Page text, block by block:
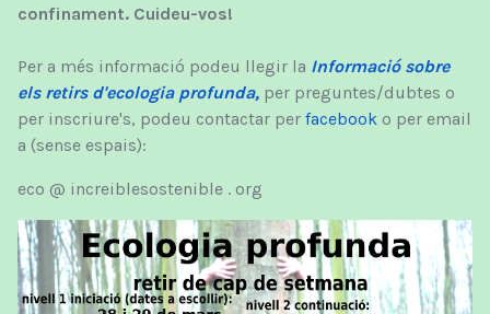
confinament. Cuideu-vos!
Per a més informació podeu llegir la Informació sobre
els retirs d'ecologia profunda, per preguntes/dubtes o
per inscriure's, podeu contactar per facebook o per email
a (sense espais):
eco @ increiblesostenible . org